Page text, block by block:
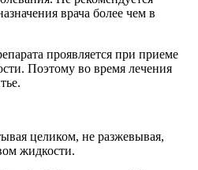
врача более чем в
проявляется при приеме
Поэтому во время лечения
целиком, не разжевывая,
жидкости.